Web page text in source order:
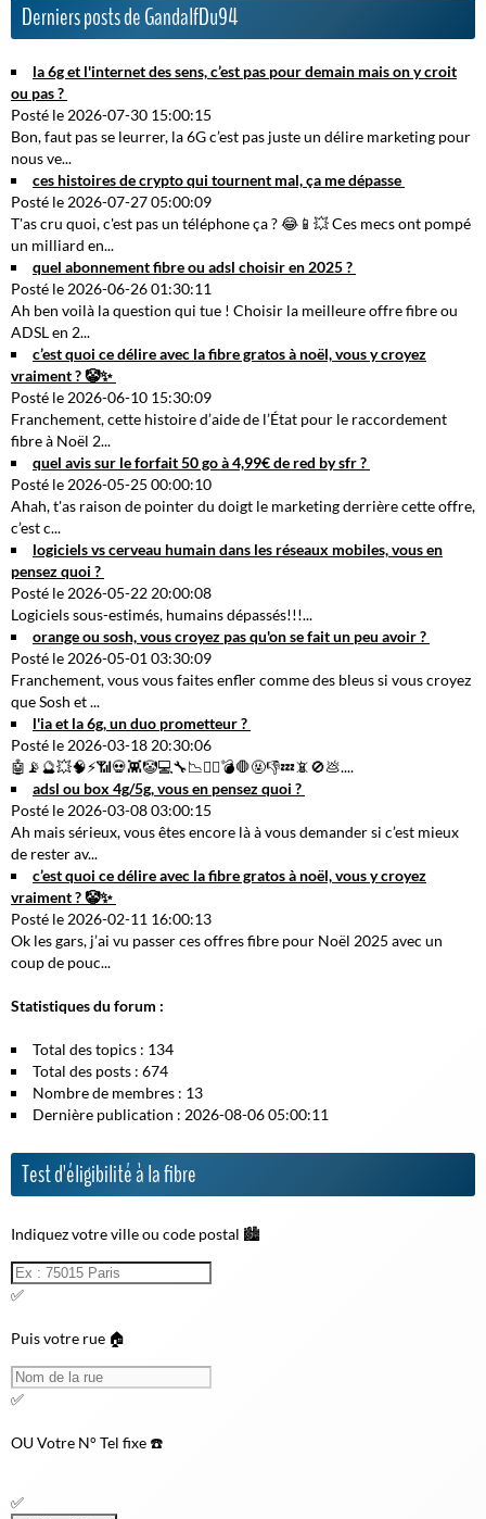
Derniers posts de GandalfDu94
la 6g et l'internet des sens, c’est pas pour demain mais on y croit
ou pas ?
Posté le 2026-07-30 15:00:15
Bon, faut pas se leurrer, la 6G c’est pas juste un délire marketing pour
nous ve...
ces histoires de crypto qui tournent mal, ça me dépasse
Posté le 2026-07-27 05:00:09
T'as cru quoi, c'est pas un téléphone ça ? 😂📱💥 Ces mecs ont pompé
un milliard en...
quel abonnement fibre ou adsl choisir en 2025 ?
Posté le 2026-06-26 01:30:11
Ah ben voilà la question qui tue ! Choisir la meilleure offre fibre ou
ADSL en 2...
c’est quoi ce délire avec la fibre gratos à noël, vous y croyez
vraiment ? 🤡✨
Posté le 2026-06-10 15:30:09
Franchement, cette histoire d’aide de l’État pour le raccordement
fibre à Noël 2...
quel avis sur le forfait 50 go à 4,99€ de red by sfr ?
Posté le 2026-05-25 00:00:10
Ahah, t'as raison de pointer du doigt le marketing derrière cette offre,
c’est c...
logiciels vs cerveau humain dans les réseaux mobiles, vous en
pensez quoi ?
Posté le 2026-05-22 20:00:08
Logiciels sous-estimés, humains dépassés!!!...
orange ou sosh, vous croyez pas qu'on se fait un peu avoir ?
Posté le 2026-05-01 03:30:09
Franchement, vous vous faites enfler comme des bleus si vous croyez
que Sosh et ...
l'ia et la 6g, un duo prometteur ?
Posté le 2026-03-18 20:30:06
🤖📡🔮💥🧠⚡📶💀👾🤡💻🔧📉🕵️‍♂️💣🛑🤬👎💤📵🚫💩....
adsl ou box 4g/5g, vous en pensez quoi ?
Posté le 2026-03-08 03:00:15
Ah mais sérieux, vous êtes encore là à vous demander si c’est mieux
de rester av...
c’est quoi ce délire avec la fibre gratos à noël, vous y croyez
vraiment ? 🤡✨
Posté le 2026-02-11 16:00:13
Ok les gars, j’ai vu passer ces offres fibre pour Noël 2025 avec un
coup de pouc...
Statistiques du forum :
Total des topics : 134
Total des posts : 674
Nombre de membres : 13
Dernière publication : 2026-08-06 05:00:11
Test d'éligibilité à la fibre
Indiquez votre ville ou code postal 🏙️
✅
Puis votre rue 🏠
✅
OUVotre N° Tel fixe ☎️
✅